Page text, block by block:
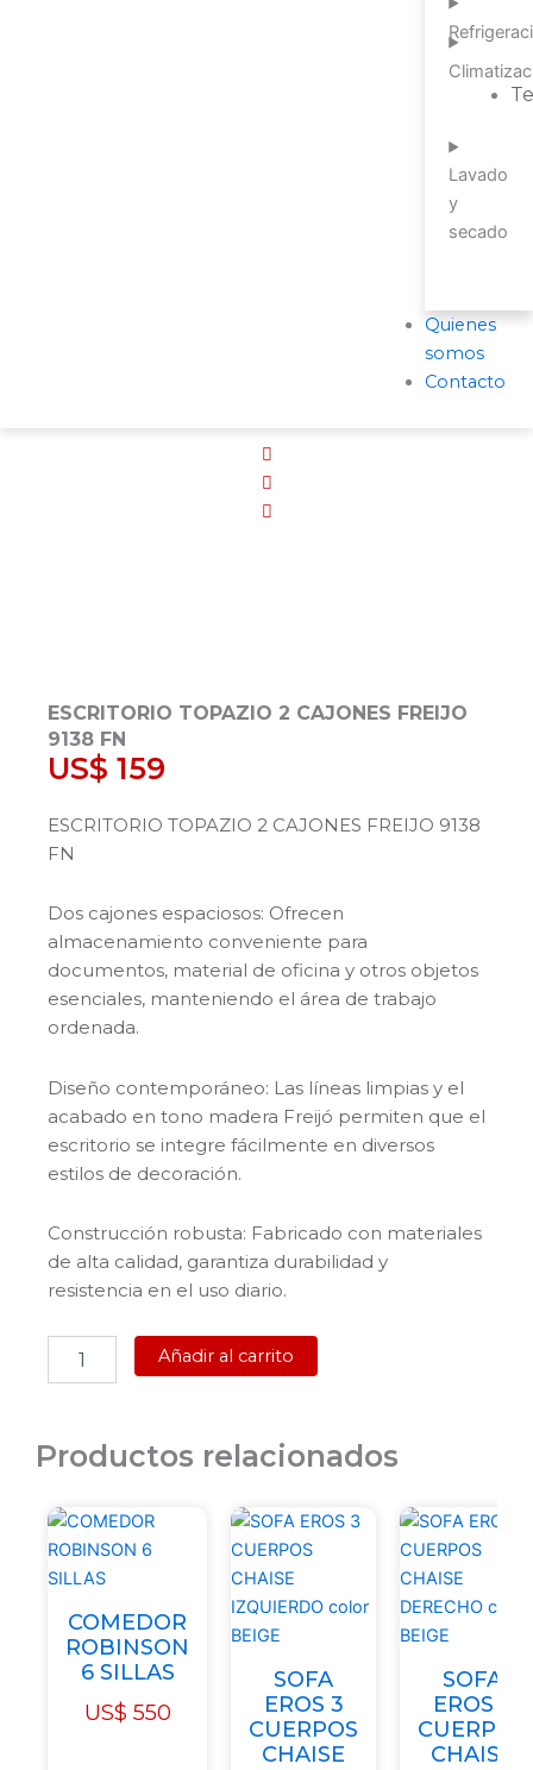
Lavado
y
secado
Quienes
somos
Contacto
ESCRITORIO TOPAZIO 2 CAJONES FREIJO
9138 FN
US$ 159
ESCRITORIO TOPAZIO 2 CAJONES FREIJO 9138
FN
Dos cajones espaciosos: Ofrecen
almacenamiento conveniente para
documentos, material de oficina y otros objetos
esenciales, manteniendo el área de trabajo
ordenada.
Diseño contemporáneo: Las líneas limpias y el
acabado en tono madera Freijó permiten que el
escritorio se integre fácilmente en diversos
estilos de decoración.
Construcción robusta: Fabricado con materiales
de alta calidad, garantiza durabilidad y
resistencia en el uso diario.
ESCRITORIO
TOPAZIO
FREIJO
9138
cantidad
Añadir al carrito
Productos relacionados
COMEDOR
ROBINSON
6 SILLAS
US$ 550
SOFA
EROS 3
CUERPOS
CHAISE
SOFA
EROS 3
CUERPOS
CHAISE